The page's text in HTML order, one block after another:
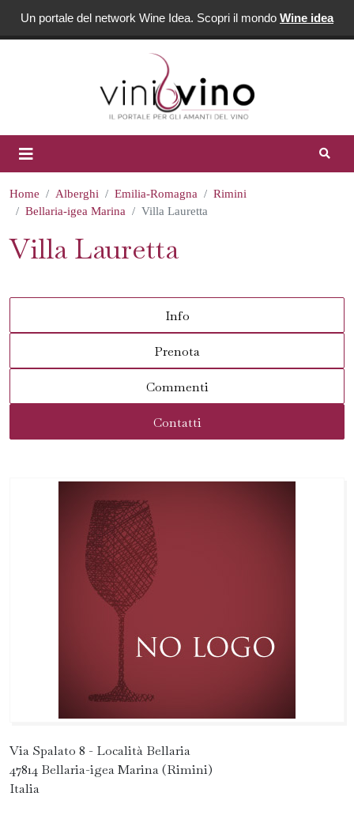
Un portale del network Wine Idea. Scopri il mondo Wine idea
Home Alberghi Emilia-Romagna
Rimini
Bellaria-igea Marina
Villa Lauretta
Villa Lauretta
Info
Prenota
Commenti
Contatti
Via Spalato 8 - Località Bellaria
47814 Bellaria-igea Marina (Rimini)
Italia